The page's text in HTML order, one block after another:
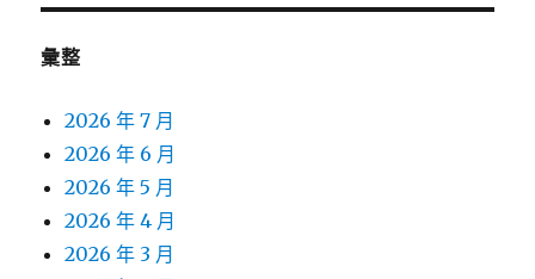
彙整
2026 年 7 月
2026 年 6 月
2026 年 5 月
2026 年 4 月
2026 年 3 月